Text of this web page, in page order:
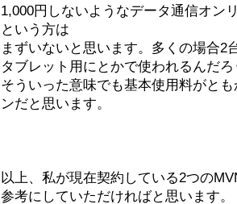
1,000円しないようなデータ通信オン
という方は
まずいないと思います。多くの場合2
タブレット用にとかで使われるんだ
そういった意味でも基本使用料がと
ンだと思います。
以上、私が現在契約している2つの
参考にしていただければと思います。